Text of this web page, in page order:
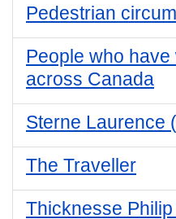
Pedestrian
People who have
across Canada
Sterne Laurence
The Traveller
Thicknesse